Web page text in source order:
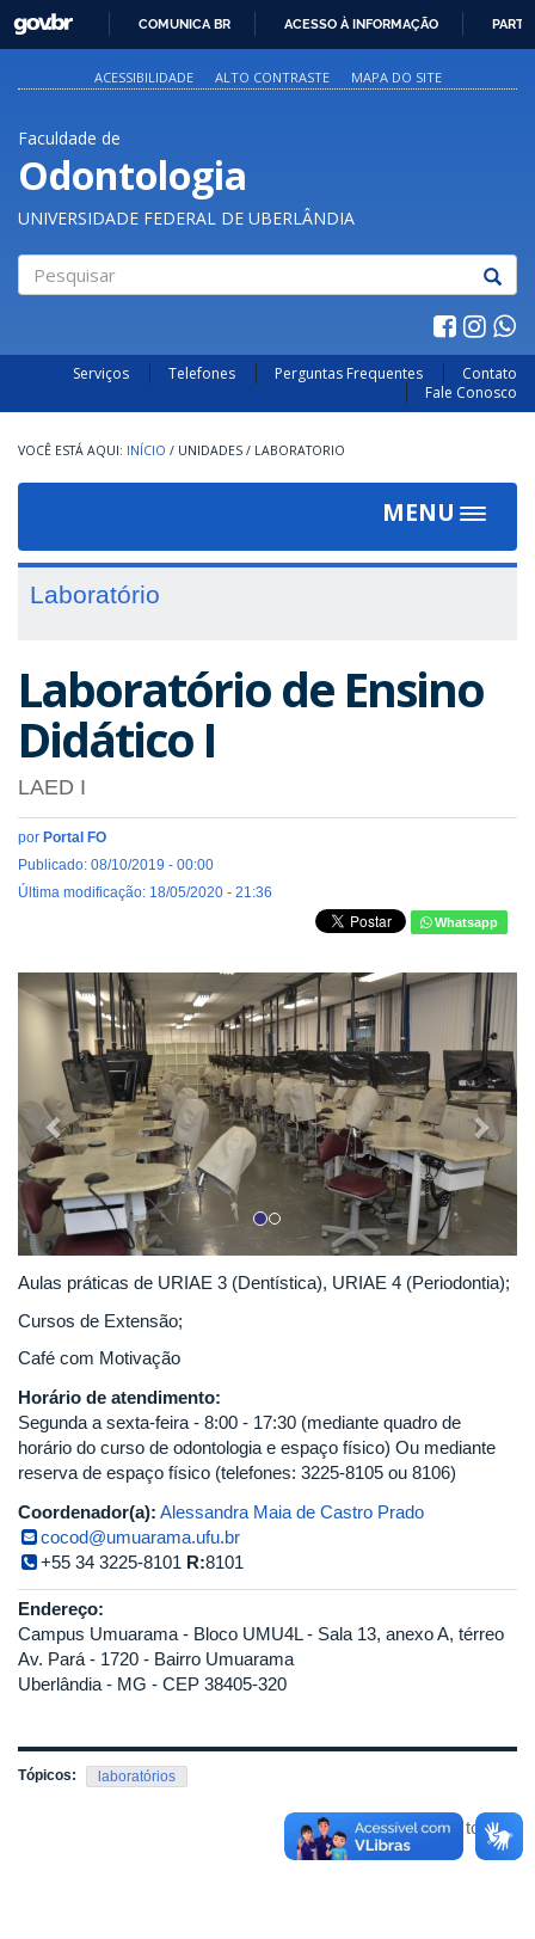
PARA
O
GOVBR
COMUNICA BR ACESSO À INFORMAÇÃO
ACESSIBILIDADE ALTO CONTRASTE MAPA DO SITE
Faculdade de
Odontologia
UNIVERSIDADE FEDERAL DE UBERLÂNDIA
Serviços Telefones Perguntas Frequentes
Contato
Fale Conosco
INÍCIO / UNIDADES / LABORATORIO
MENU
Toggle
Laboratório
Laboratório de Ensino
Didático I
LAED I
por Portal FO
Publicado: 08/10/2019 - 00:00
Última modificação: 18/05/2020 - 21:36
Whatsapp
Previous Next
Aulas práticas de URIAE 3 (Dentística), URIAE 4 (Periodontia);
Cursos de Extensão;
Café com Motivação
Horário de atendimento:
Segunda a sexta-feira - 8:00 - 17:30 (mediante quadro de
horário do curso de odontologia e espaço físico) Ou mediante
reserva de espaço físico (telefones: 3225-8105 ou 8106)
Coordenador(a): Alessandra Maia de Castro Prado
cocod@umuarama.ufu.br
+55 34 3225-8101 R:8101
Endereço:
Campus Umuarama - Bloco UMU4L - Sala 13, anexo A, térreo
Av. Pará - 1720 - Bairro Umuarama
Uberlândia - MG - CEP 38405-320
Tópicos: laboratórios
Voltar para o topo